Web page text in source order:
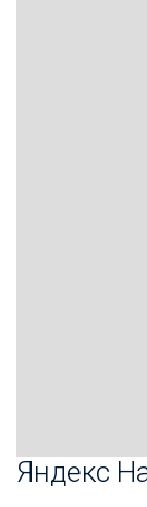
Яндекс